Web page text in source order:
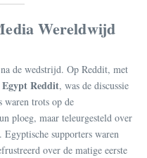
Wereldwijd
de wedstrijd. Op Reddit, met
Reddit, was de discussie
waren trots op de
ploeg, maar teleurgesteld over
supporters waren
over de matige eerste